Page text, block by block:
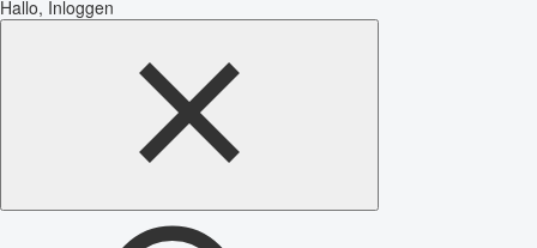
Hallo, Inloggen